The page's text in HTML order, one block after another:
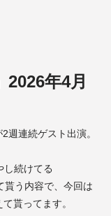
年4月
週連続ゲスト出演。
し続けてる
貰う内容で、今回は
貰ってます。